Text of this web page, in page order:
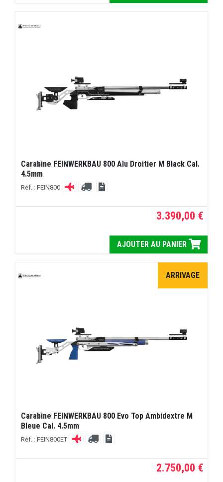
Carabine FEINWERKBAU 800 Alu Droitier M Black Cal.
4.5mm
Réf. : FEIN800
3.390,00 €
AJOUTER AU PANIER
ARRIVAGE
Carabine FEINWERKBAU 800 Evo Top Ambidextre M
Bleue Cal. 4.5mm
Réf. : FEIN800ET
2.750,00 €